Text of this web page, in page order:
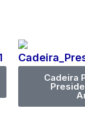
Cadeira